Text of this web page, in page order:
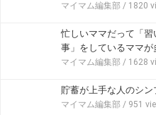
マイマム編集部 / 1820
忙しいママだって「
事」をしているママが
マイマム編集部 / 1628
貯蓄が上手な人のシン
マイマム編集部 / 951